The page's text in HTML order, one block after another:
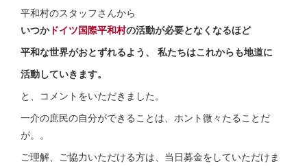
平和村のスタッフさんから
いつかドイツ国際平和村の活動が必要となくなるほど
平和な世界がおとずれるよう、 私たちはこれからも地道に
活動していきます。
と、コメントをいただきました。
一介の庶民の自分ができることは、ホント微々たることだ
が。。
ご理解、ご協力いただける方は、当日募金をしていただけま